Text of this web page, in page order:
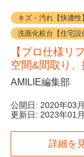
キズ・汚れ【快適性】
洗面化粧台【住宅設
【プロ仕様リ
空間&間取り
AMILIE編集部
公開日: 2020年03
更新日: 2023年01
詳細を